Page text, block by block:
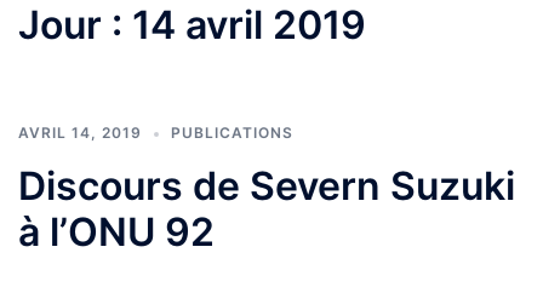
Jour : 14 avril 2019
AVRIL 14, 2019 PUBLICATIONS
Discours de Severn Suzuki
à l’ONU 92